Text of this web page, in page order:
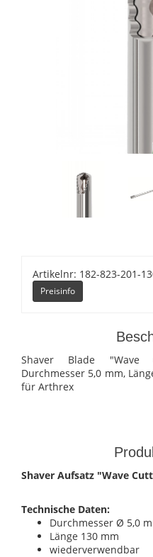
Artikelnr: 182-823-201-
Preisinfo
Shaver Blade "Wave
Durchmesser 5,0 mm,
für Arthrex
Shaver Aufsatz "Wave
Technische Daten:
Durchmesser Ø 5,0
Länge 130 mm
wiederverwendbar